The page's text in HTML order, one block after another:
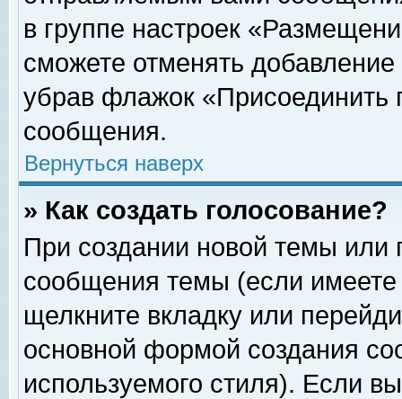
в группе настроек
сможете отменять
убрав флажок «Присоединить
сообщения.
Вернуться наверх
» Как создать голосование?
При создании новой темы или
сообщения темы (если
щелкните вкладку или
основной формой создания
используемого стиля). Если